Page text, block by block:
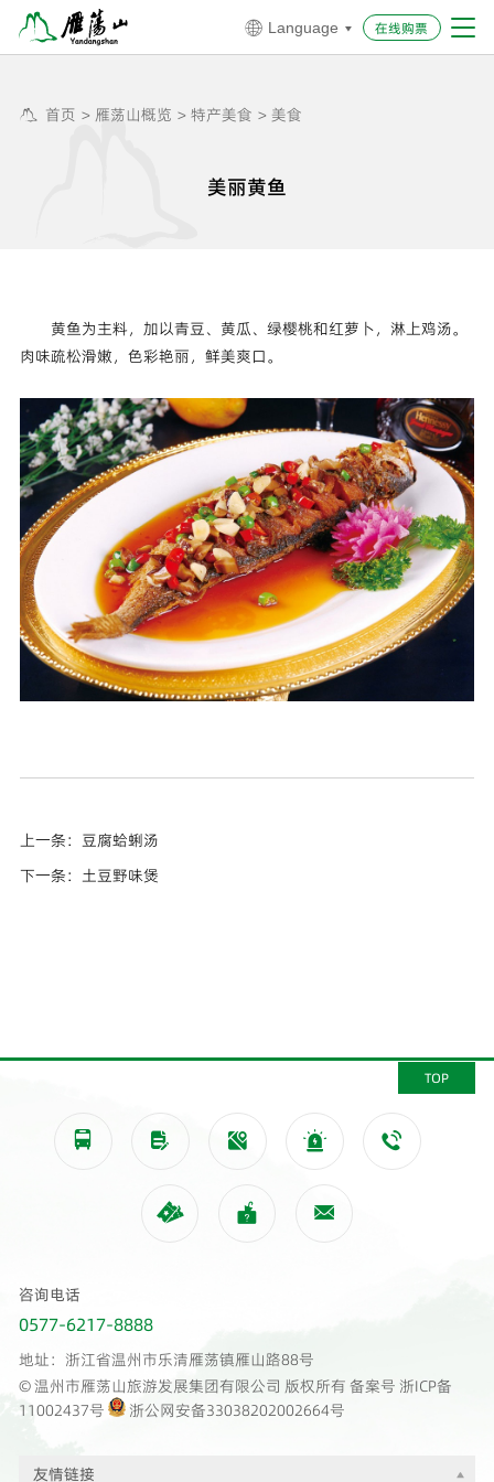
 Language  在线购票
 首页 > 雁荡山概览 > 特产美食 > 美食
美丽黄鱼
黄鱼为主料，加以青豆、黄瓜、绿樱桃和红萝卜，淋上鸡汤。
肉味疏松滑嫩，色彩艳丽，鲜美爽口。
上一条：豆腐蛤蜊汤
下一条：土豆野味煲
TOP
    
  
咨询电话
0577-6217-8888
地址：浙江省温州市乐清雁荡镇雁山路88号
© 温州市雁荡山旅游发展集团有限公司 版权所有 备案号浙ICP备
11002437号
浙公网安备33038202002664号
友情链接